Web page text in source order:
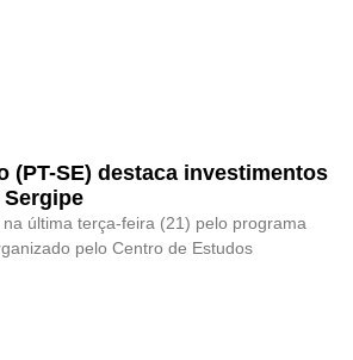
(PT-SE) destaca investimentos
última terça-feira (21) pelo programa
pelo Centro de Estudos